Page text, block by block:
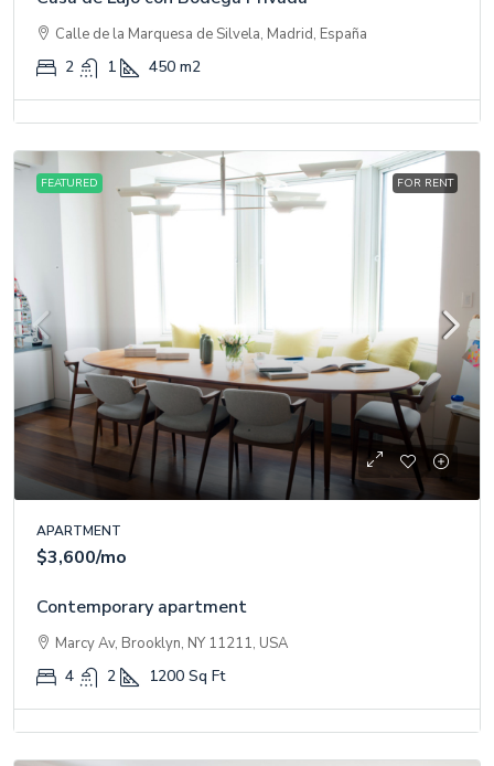
Calle de la Marquesa de Silvela, Madrid, España
2 1 450 m2
FEATURED FOR RENT
APARTMENT
$3,600/mo
Contemporary apartment
Marcy Av, Brooklyn, NY 11211, USA
4 2 1200 Sq Ft